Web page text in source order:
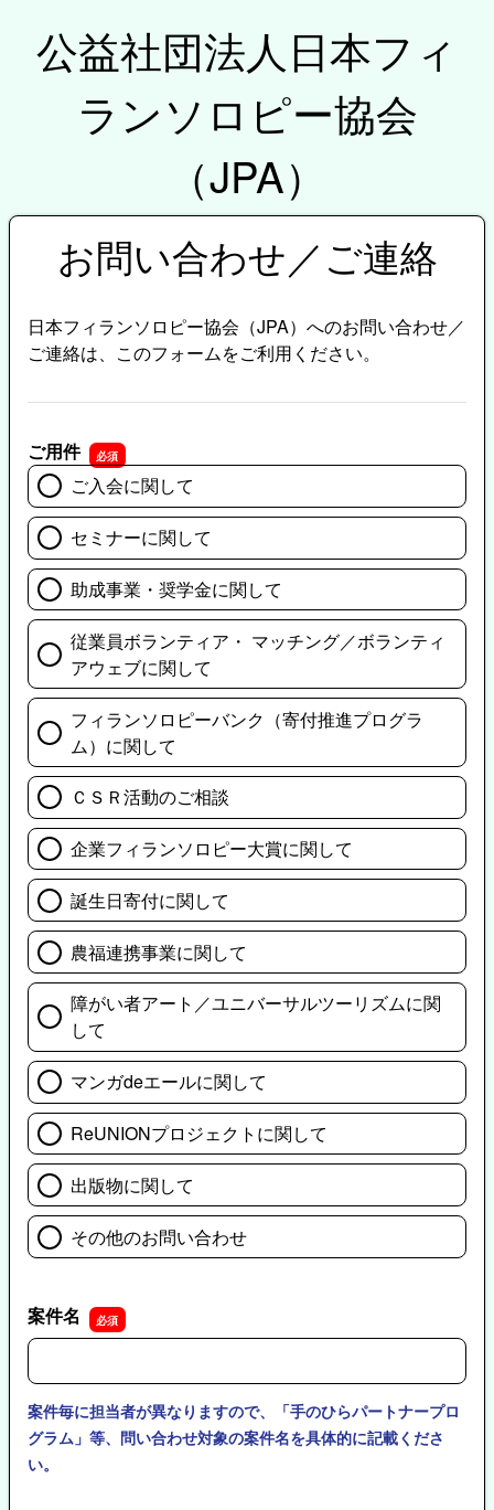
公益社団法人日本フィ
ランソロピー協会
（JPA）
お問い合わせ／ご連絡
日本フィランソロピー協会（JPA）へのお問い合わせ／
ご連絡は、このフォームをご利用ください。
ご用件
ご入会に関して
セミナーに関して
助成事業・奨学金に関して
従業員ボランティア・ マッチング／ボランティ
アウェブに関して
フィランソロピーバンク（寄付推進プログラ
ム）に関して
ＣＳＲ活動のご相談
企業フィランソロピー大賞に関して
誕生日寄付に関して
農福連携事業に関して
障がい者アート／ユニバーサルツーリズムに関
して
マンガdeエールに関して
ReUNIONプロジェクトに関して
出版物に関して
その他のお問い合わせ
案件名
案件名
案件毎に担当者が異なりますので、「手のひらパートナープロ
グラム」等、問い合わせ対象の案件名を具体的に記載くださ
い。